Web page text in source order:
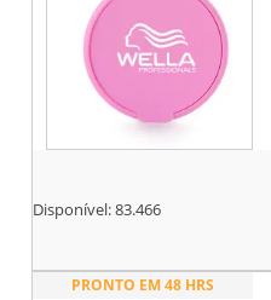
Disponível:83.466
PRONTO EM 48 HRS